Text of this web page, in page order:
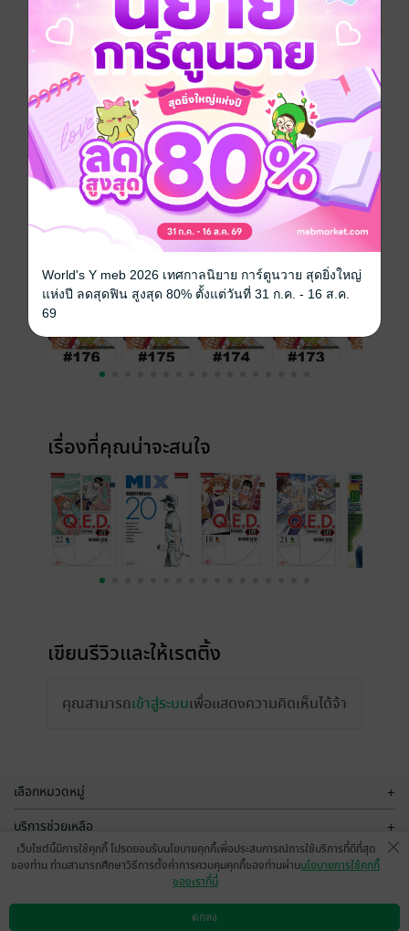
กาลวิบัติ 4 อัศวิน (รายตอน)
ประเภทไฟล์ pdf
วันที่วางขาย 28 มิถุนายน 2566
ความยาว 22 หน้า
ราคาปก 10 บาท
เล่มอื่นๆ ในซีรีส์ ดูทั้งหมด
เรื่องที่คุณน่าจะสนใจ
เขียนรีวิวและให้เรตติ้ง
คุณสามารถเข้าสู่ระบบเพื่อแสดงความคิดเห็นได้จ้า
เลือกหมวดหมู่ +
บริการช่วยเหลือ +
เกี่ยวกับเรา
ติดต่อเรา
เว็บไซต์นี้มีการใช้คุกกี้ โปรดยอมรับนโยบายคุกกี้เพื่อประสบการณ์การใช้บริการที่ดีที่สุด
ของท่าน ท่านสามารถศึกษาวิธีการตั้งค่าการควบคุมคุกกี้ของท่านผ่านนโยบายการใช้คุกกี้
ของเราที่นี่
ตกลง
World's Y meb 2026 เทศกาลนิยาย การ์ตูนวาย สุดยิ่งใหญ่
แห่งปี ลดสุดฟิน สูงสุด 80% ตั้งแต่วันที่ 31 ก.ค. - 16 ส.ค.
69